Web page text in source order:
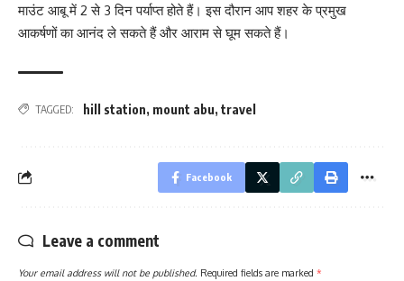
माउंट आबू में 2 से 3 दिन पर्याप्त होते हैं। इस दौरान आप शहर के प्रमुख
आकर्षणों का आनंद ले सकते हैं और आराम से घूम सकते हैं।
TAGGED: hill station, mount abu, travel
Facebook
Leave a comment
Your email address will not be published. Required fields are marked *